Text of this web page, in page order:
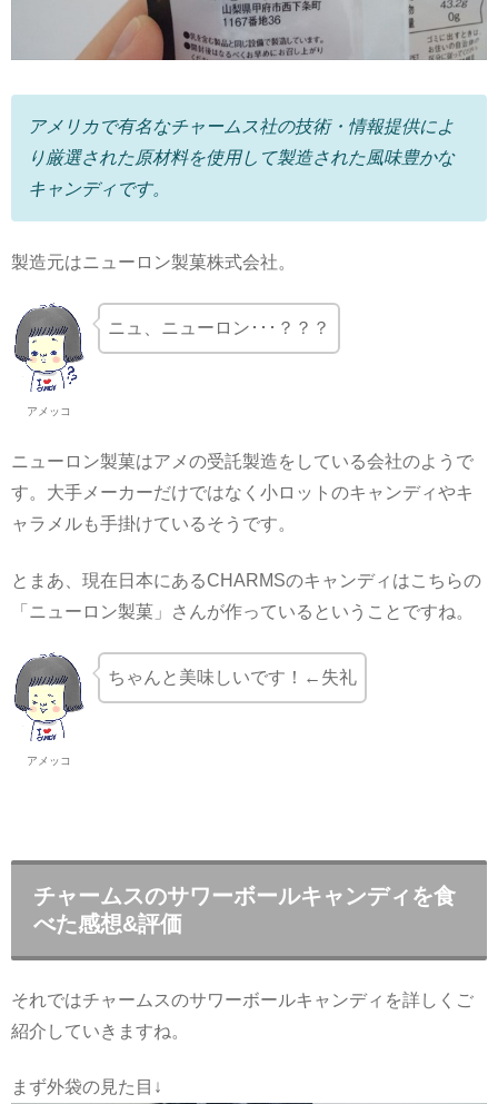
アメリカで有名なチャームス社の技術・情報提供によ
り厳選された原材料を使用して製造された風味豊かな
キャンディです。
製造元はニューロン製菓株式会社。
アメッコ
ニュ、ニューロン･･･？？？
ニューロン製菓はアメの受託製造をしている会社のようで
す。大手メーカーだけではなく小ロットのキャンディやキ
ャラメルも手掛けているそうです。
とまあ、現在日本にあるCHARMSのキャンディはこちらの
「ニューロン製菓」さんが作っているということですね。
アメッコ
ちゃんと美味しいです！←失礼
チャームスのサワーボールキャンディを食
べた感想&評価
それではチャームスのサワーボールキャンディを詳しくご
紹介していきますね。
まず外袋の見た目↓